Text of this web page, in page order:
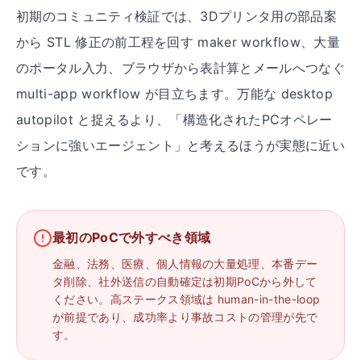
初期のコミュニティ検証では、3Dプリンタ用の部品案
から STL 修正の前工程を回す maker workflow、大量
のポータル入力、ブラウザから表計算とメールへつなぐ
multi-app workflow が目立ちます。万能な desktop
autopilot と捉えるより、「構造化されたPCオペレー
ションに強いエージェント」と考えるほうが実態に近い
です。
最初のPoCで外すべき領域
金融、法務、医療、個人情報の大量処理、本番デー
タ削除、社外送信の自動確定は初期PoCから外して
ください。高ステークス領域は human-in-the-loop
が前提であり、成功率より事故コストの管理が先で
す。